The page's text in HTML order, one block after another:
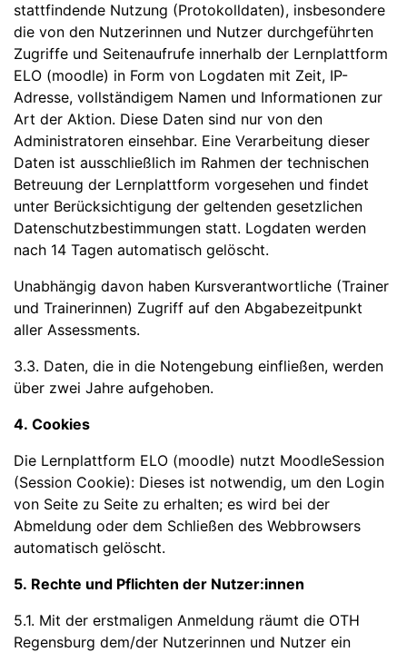
stattfindende Nutzung (Protokolldaten), insbesondere
die von den Nutzerinnen und Nutzer durchgeführten
Zugriffe und Seitenaufrufe innerhalb der Lernplattform
ELO (moodle) in Form von Logdaten mit Zeit, IP-
Adresse, vollständigem Namen und Informationen zur
Art der Aktion. Diese Daten sind nur von den
Administratoren einsehbar. Eine Verarbeitung dieser
Daten ist ausschließlich im Rahmen der technischen
Betreuung der Lernplattform vorgesehen und findet
unter Berücksichtigung der geltenden gesetzlichen
Datenschutzbestimmungen statt. Logdaten werden
nach 14 Tagen automatisch gelöscht.
Unabhängig davon haben Kursverantwortliche (Trainer
und Trainerinnen) Zugriff auf den Abgabezeitpunkt
aller Assessments.
3.3. Daten, die in die Notengebung einfließen, werden
über zwei Jahre aufgehoben.
4. Cookies
Die Lernplattform ELO (moodle) nutzt MoodleSession
(Session Cookie): Dieses ist notwendig, um den Login
von Seite zu Seite zu erhalten; es wird bei der
Abmeldung oder dem Schließen des Webbrowsers
automatisch gelöscht.
5. Rechte und Pflichten der Nutzer:innen
5.1. Mit der erstmaligen Anmeldung räumt die OTH
Regensburg dem/der Nutzerinnen und Nutzer ein